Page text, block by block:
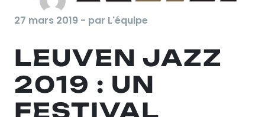
27 mars 2019 - par L'équipe
LEUVEN JAZZ
2019 : UN
FESTIVAL